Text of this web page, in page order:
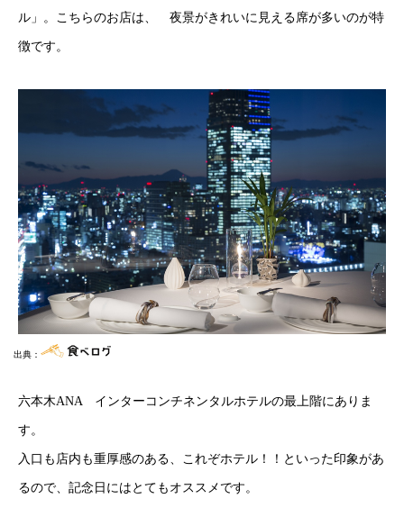
ル」。こちらのお店は、 夜景がきれいに見える席が多いのが特
徴です。
出典：
六本木ANA インターコンチネンタルホテルの最上階にありま
す。
入口も店内も重厚感のある、これぞホテル！！といった印象があ
るので、記念日にはとてもオススメです。